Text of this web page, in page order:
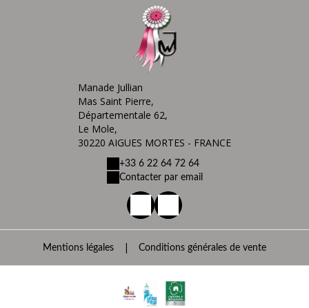
Manade Jullian
Mas Saint Pierre,
Départementale 62,
Le Mole,
30220 AIGUES MORTES - FRANCE
+33 6 22 64 72 64
Contacter par email
Mentions légales | Conditions générales de vente